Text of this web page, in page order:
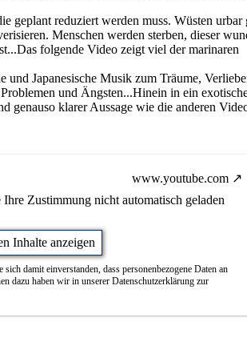
geplant reduziert werden muss. Wüsten urbar
Menschen werden sterben, dieser
folgende Video zeigt viel der marinaren
und Japanesische Musik zum Träume,
und Ängsten...Hinein in ein
genauso klarer Aussage wie die anderen
www.youtube.com
Zustimmung nicht automatisch geladen
Inhalte anzeigen
damit einverstanden, dass personenbezogene Daten an
dazu haben wir in unserer Datenschutzerklärung zur